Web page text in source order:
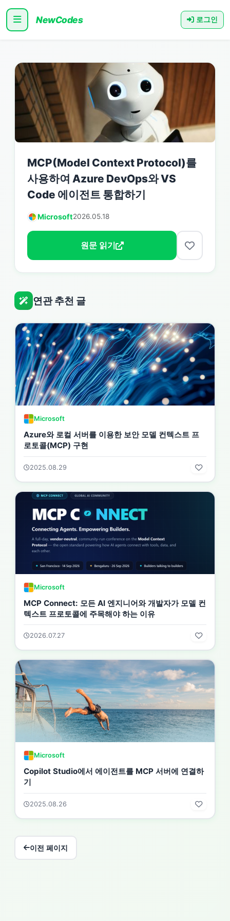
NewCodes 로그인
MCP(Model Context Protocol)를
사용하여 Azure DevOps와 VS
Code 에이전트 통합하기
Microsoft2026.05.18
원문 읽기
연관 추천 글
Microsoft
Azure와 로컬 서버를 이용한 보안 모델 컨텍스트 프
로토콜(MCP) 구현
2025.08.29
Microsoft
MCP Connect: 모든 AI 엔지니어와 개발자가 모델 컨
텍스트 프로토콜에 주목해야 하는 이유
2026.07.27
Microsoft
Copilot Studio에서 에이전트를 MCP 서버에 연결하
기
2025.08.26
이전 페이지